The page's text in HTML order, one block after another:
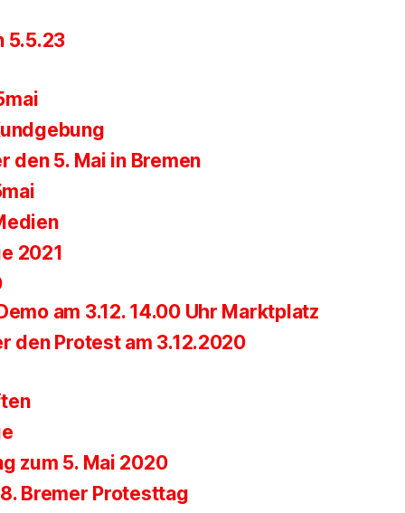
5.5.23
den 5. Mai in Bremen
2021
am 3.12. 14.00 Uhr Marktplatz
den Protest am 3.12.2020
zum 5. Mai 2020
Bremer Protesttag